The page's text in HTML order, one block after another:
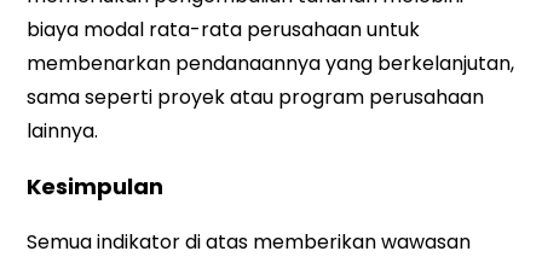
biaya modal rata-rata perusahaan untuk
membenarkan pendanaannya yang berkelanjutan,
sama seperti proyek atau program perusahaan
lainnya.
Kesimpulan
Semua indikator di atas memberikan wawasan